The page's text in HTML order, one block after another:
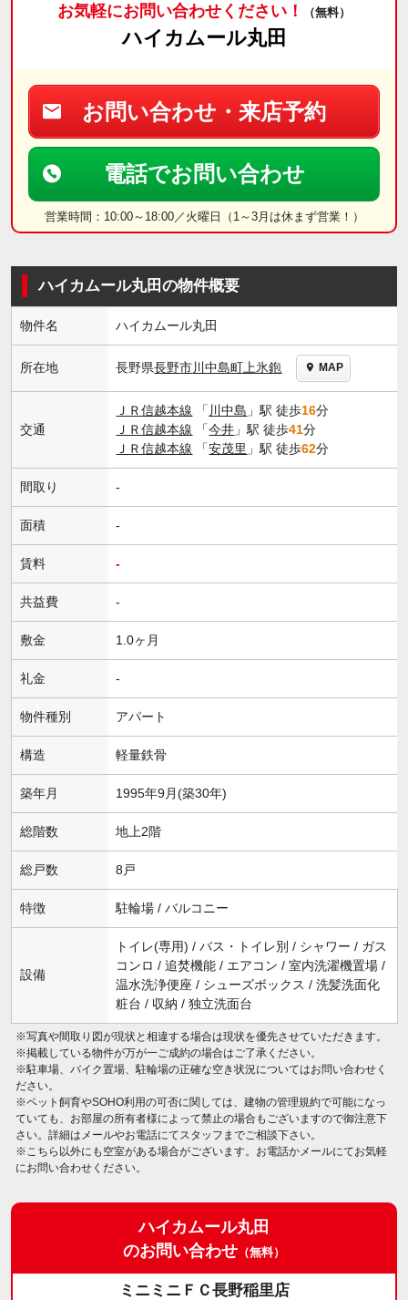
お気軽にお問い合わせください！ （無料）
ハイカムール丸田
お問い合わせ・来店予約
電話でお問い合わせ
営業時間：10:00～18:00／火曜日（1～3月は休まず営業！）
ハイカムール丸田の物件概要
物件名 ハイカムール丸田
所在地 長野県長野市川中島町上氷鉋 MAP
交通
ＪＲ信越本線 「 川中島 」駅 徒歩16分
ＪＲ信越本線 「今井 」駅 徒歩41分
ＪＲ信越本線 「安茂里 」駅 徒歩62分
間取り -
面積 -
賃料 -
共益費 -
敷金 1.0ヶ月
礼金 -
物件種別 アパート
構造 軽量鉄骨
築年月 1995年9月(築30年)
総階数 地上2階
総戸数 8戸
特徴 駐輪場 / バルコニー
設備
トイレ(専用) / バス・トイレ別 / シャワー / ガス
コンロ / 追焚機能 / エアコン / 室内洗濯機置場 /
温水洗浄便座 / シューズボックス / 洗髪洗面化
粧台 / 収納 / 独立洗面台
※写真や間取り図が現状と相違する場合は現状を優先させていただきます。
※掲載している物件が万が一ご成約の場合はご了承ください。
※駐車場、バイク置場、駐輪場の正確な空き状況についてはお問い合わせく
ださい。
※ペット飼育やSOHO利用の可否に関しては、建物の管理規約で可能になっ
ていても、お部屋の所有者様によって禁止の場合もございますので御注意下
さい。詳細はメールやお電話にてスタッフまでご相談下さい。
※こちら以外にも空室がある場合がございます。お電話かメールにてお気軽
にお問い合わせください。
ハイカムール丸田
のお問い合わせ （無料）
ミニミニＦＣ長野稲里店